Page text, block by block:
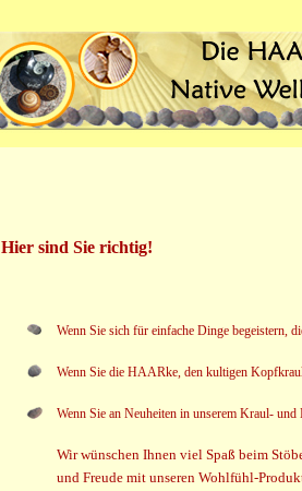
Hier sind Sie richtig!
Wenn Sie sich für einfache Dinge begeistern,
Wenn Sie die HAARke, den kultigen
Wenn Sie an Neuheiten in unserem Kraul- und
Wir wünschen Ihnen viel Spaß beim
und Freude mit unseren Wohlfühl-